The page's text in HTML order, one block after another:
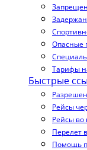
Опасные
Тарифы
Быстрые
Рейсы
Рейсы во
Перелет
Помощь